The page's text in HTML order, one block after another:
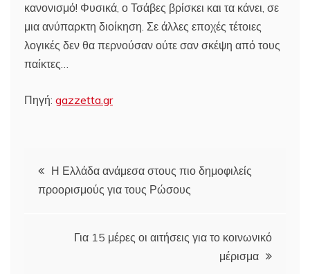
κανονισμό! Φυσικά, ο Τσάβες βρίσκει και τα κάνει, σε
μια ανύπαρκτη διοίκηση. Σε άλλες εποχές τέτοιες
λογικές δεν θα περνούσαν ούτε σαν σκέψη από τους
παίκτες…
Πηγή: gazzetta.gr
Πλοήγηση
άρθρων
Η Ελλάδα ανάμεσα στους πιο δημοφιλείς
προορισμούς για τους Ρώσους
Για 15 μέρες οι αιτήσεις για το κοινωνικό
μέρισμα